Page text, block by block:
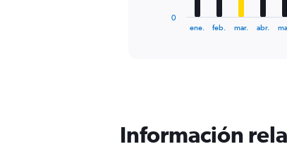
chart
has
ene. feb. mar. abr.
0
Información